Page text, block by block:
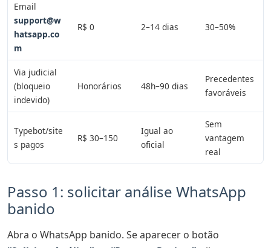
Email
support@w
hatsapp.co
m
R$ 0 2–14 dias 30–50%
Via judicial
(bloqueio
indevido)
Honorários 48h–90 dias
Precedentes
favoráveis
Typebot/site
s pagos
R$ 30–150
Igual ao
oficial
Sem
vantagem
real
Passo 1: solicitar análise WhatsApp
banido
Abra o WhatsApp banido. Se aparecer o botão